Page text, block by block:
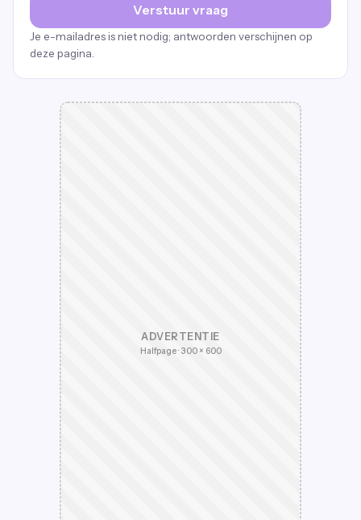
Verstuur vraag
Je e-mailadres is niet nodig; antwoorden verschijnen op
deze pagina.
ADVERTENTIE
Halfpage · 300 × 600